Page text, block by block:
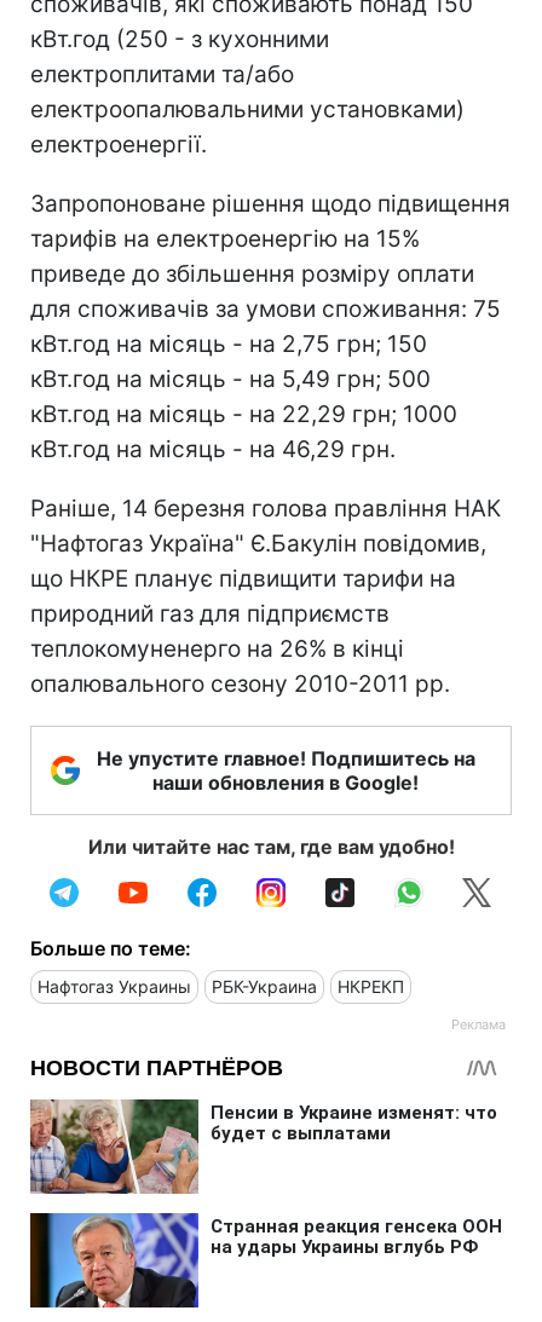
кВт.год (250 - з кухонними
електроплитами та/або
електроопалювальними установками)
електроенергії.
Запропоноване рішення щодо підвищення
тарифів на електроенергію на 15%
приведе до збільшення розміру оплати
для споживачів за умови споживання: 75
кВт.год на місяць - на 2,75 грн; 150
кВт.год на місяць - на 5,49 грн; 500
кВт.год на місяць - на 22,29 грн; 1000
кВт.год на місяць - на 46,29 грн.
Раніше, 14 березня голова правління НАК
"Нафтогаз Україна" Є.Бакулін повідомив,
що НКРЕ планує підвищити тарифи на
природний газ для підприємств
теплокомуненерго на 26% в кінці
опалювального сезону 2010-2011 рр.
Не упустите главное! Подпишитесь на
наши обновления в Google!
Или читайте нас там, где вам удобно!
Больше по теме:
Нафтогаз Украины РБК-Украина НКРЕКП